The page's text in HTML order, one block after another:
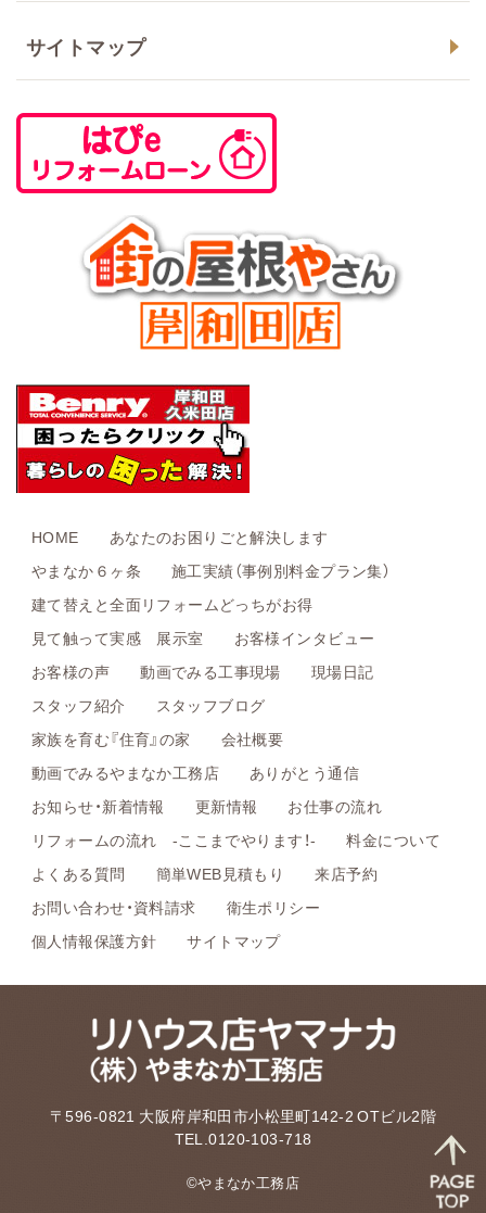
サイトマップ
HOME
あなたのお困りごと解決します
やまなか６ヶ条
施工実績（事例別料金プラン集）
建て替えと全面リフォームどっちがお得
見て触って実感 展示室
お客様インタビュー
お客様の声
動画でみる工事現場
現場日記
スタッフ紹介
スタッフブログ
家族を育む『住育』の家
会社概要
動画でみるやまなか工務店
ありがとう通信
お知らせ・新着情報
更新情報
お仕事の流れ
リフォームの流れ -ここまでやります！-
料金について
よくある質問
簡単WEB見積もり
来店予約
お問い合わせ・資料請求
衛生ポリシー
個人情報保護方針
サイトマップ
〒596-0821 大阪府岸和田市小松里町142-2 OTビル2階
TEL.0120-103-718
©やまなか工務店